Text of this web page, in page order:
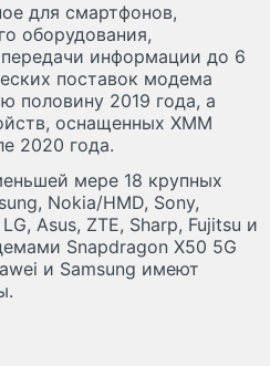
для смартфонов,
оборудования,
информации до 6
поставок модема
половину 2019 года, а
оснащенных XMM
2020 года.
мере 18 крупных
Nokia/HMD, Sony,
Asus, ZTE, Sharp, Fujitsu и
Snapdragon X50 5G
и Samsung имеют